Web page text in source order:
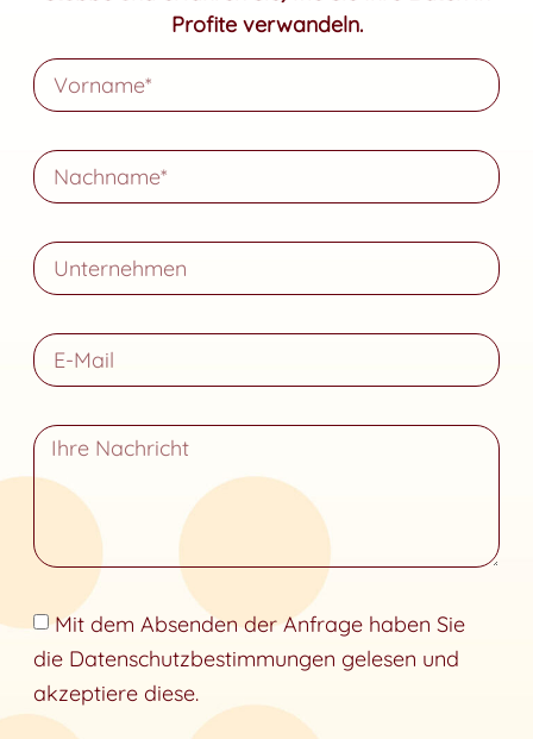
Profite verwandeln.
Mit dem Absenden der Anfrage haben Sie
die Datenschutzbestimmungen gelesen und
akzeptiere diese.